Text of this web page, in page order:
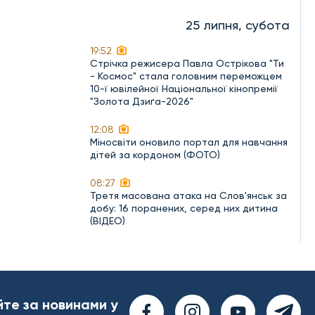
25 липня, субота
19:52
Стрічка режисера Павла Острікова "Ти
- Космос" стала головним переможцем
10-ї ювілейної Національної кінопремії
"Золота Дзиґа-2026"
12:08
Міносвіти оновило портал для навчання
дітей за кордоном (ФОТО)
08:27
Третя масована атака на Слов'янськ за
добу: 16 поранених, серед них дитина
(ВІДЕО)
за новинами у